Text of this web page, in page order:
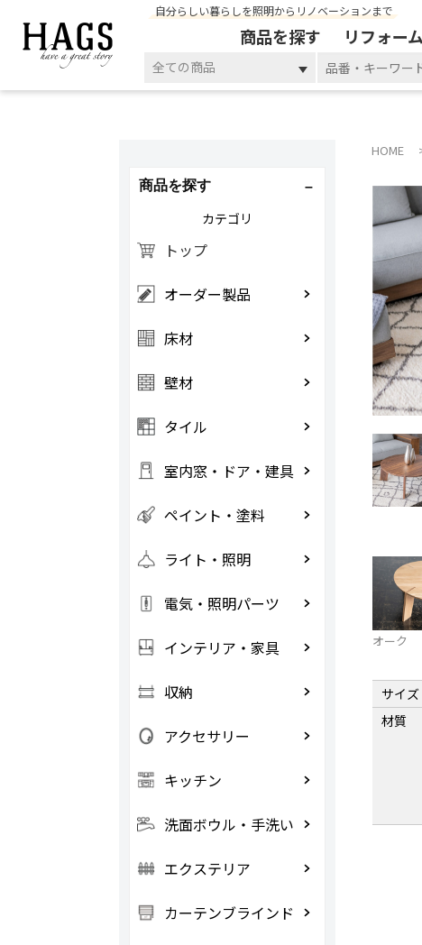
自分らしい暮らしを照明からリノベーションまで
商品を探す リフォー
全ての商品
HOME
オーク
サイズ
材質
商品を探す
カテゴリ
トップ
オーダー製品
床材
壁材
タイル
室内窓・ドア・建具
ペイント・塗料
ライト・照明
電気・照明パーツ
インテリア・家具
収納
アクセサリー
キッチン
洗面ボウル・手洗い
エクステリア
カーテンブラインド